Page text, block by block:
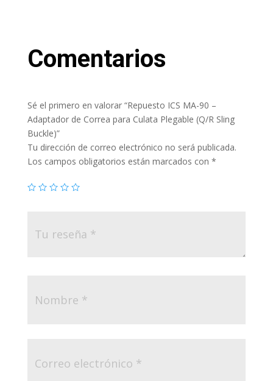
Comentarios
Sé el primero en valorar “Repuesto ICS MA-90 –
Adaptador de Correa para Culata Plegable (Q/R Sling
Buckle)”
Tu dirección de correo electrónico no será publicada.
Los campos obligatorios están marcados con *